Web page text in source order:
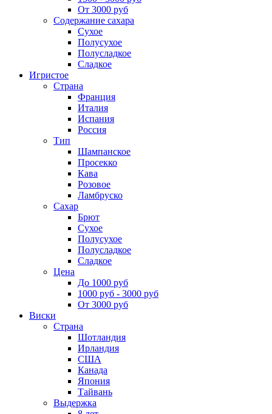
От 3000 руб
Содержание сахара
Сухое
Полусухое
Полусладкое
Сладкое
Игристое
Страна
Франция
Италия
Испания
Россия
Тип
Шампанское
Просекко
Кава
Розовое
Ламбруско
Сахар
Брют
Сухое
Полусухое
Полусладкое
Сладкое
Цена
До 1000 руб
1000 руб - 3000 руб
От 3000 руб
Виски
Страна
Шотландия
Ирландия
США
Канада
Япония
Тайвань
Выдержка